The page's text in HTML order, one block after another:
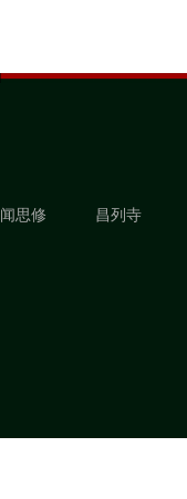
闻思修 昌列寺